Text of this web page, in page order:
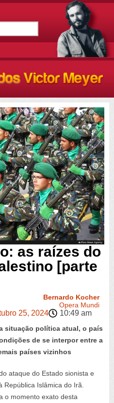
as raízes do
[parte
Bernardo Kocher
Opera Mundi
25, 2024 10:49 am
situação política atual, o país
de se interpor entre a
países vizinhos
ataque do Estado sionista e
República Islâmica do Irã.
o momento exato desta